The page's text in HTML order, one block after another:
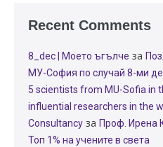
Recent Comments
8_dec | Моето ъгълче за
МУ-София по случай 8-ми
5 scientists from MU-Sofia in
influential researchers in the
Consultancy за Проф. Ирена
Топ 1% на учените в света